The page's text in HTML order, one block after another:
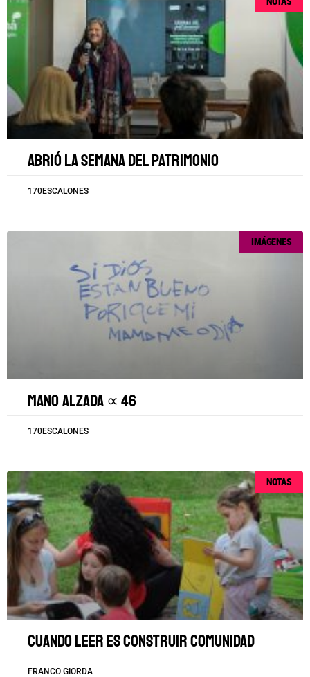
Abrió la Semana del Patrimonio
170ESCALONES
IMÁGENES
Mano alzada ∝ 46
170ESCALONES
NOTAS
Cuando leer es construir comunidad
FRANCO GIORDA